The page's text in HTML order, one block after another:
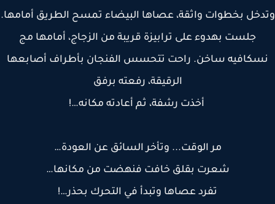
بخطوات واثقة، عصاها البيضاء تمسح الطريق أمامها.
جلست بهدوء على ترابيزة قريبة من الزجاج، أمامها مج
ساخن. راحت تتحسس الفنجان بأطراف أصابعها
الرقيقة، رفعته برفق
أخذت رشفة، ثم أعادته مكانه…!
مر الوقت... وتأخر السائق عن العودة…
شعرت بقلق خافت فنهضت من مكانها…
تفرد عصاها وتبدأ في التحرك بحذر…!